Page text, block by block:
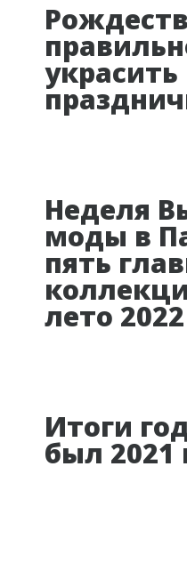
украсить
Неделя
моды в
пять
лето 2022
Итоги
был 2021